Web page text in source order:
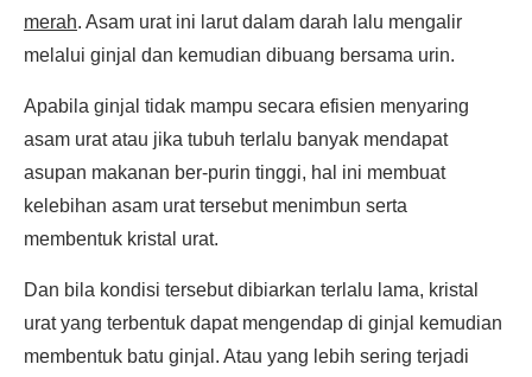
merah. Asam urat ini larut dalam darah lalu mengalir
melalui ginjal dan kemudian dibuang bersama urin.
Apabila ginjal tidak mampu secara efisien menyaring
asam urat atau jika tubuh terlalu banyak mendapat
asupan makanan ber-purin tinggi, hal ini membuat
kelebihan asam urat tersebut menimbun serta
membentuk kristal urat.
Dan bila kondisi tersebut dibiarkan terlalu lama, kristal
urat yang terbentuk dapat mengendap di ginjal kemudian
membentuk batu ginjal. Atau yang lebih sering terjadi